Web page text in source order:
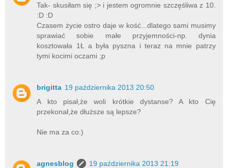
Tak- skusiłam się ;> i jestem ogromnie szczęśliwa z 10.
:D :D
Czasem życie ostro daje w kość...dlatego sami musimy
sprawiać sobie małe przyjemności-np. dynia
kosztowała 1Ł a była pyszna i teraz na mnie patrzy
tymi kocimi oczami ;p
brigitta 19 października 2013 20:50
A kto pisał,że woli krótkie dystanse? A kto Cię
przekonał,że dłuższe są lepsze?
Nie ma za co:)
agnesblog
19 października 2013 21:19